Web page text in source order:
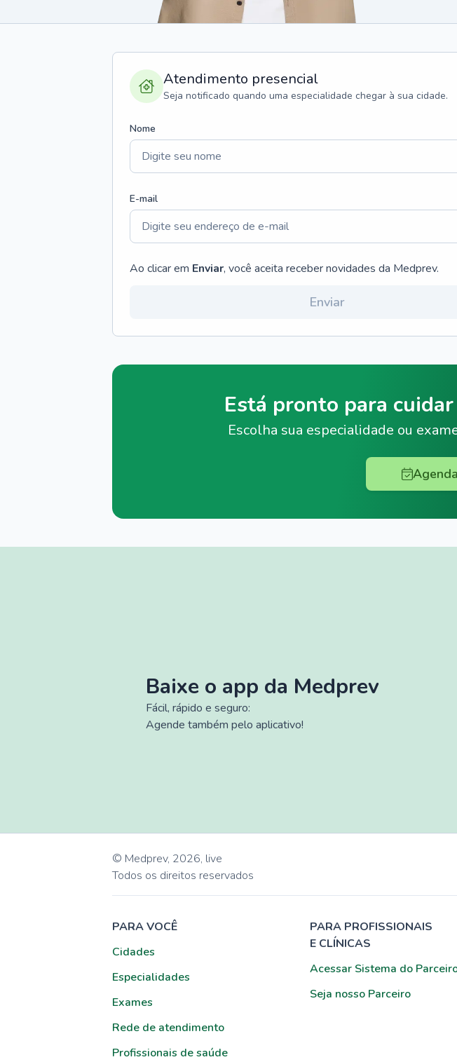
Atendimento presencial
Seja notificado quando uma especialidade chegar à sua cidade.
Nome
E-mail
Ao clicar em Enviar, você aceita receber novidades da Medprev.
Enviar
Está pronto para
Escolha sua especialidade ou
Baixe o app da Medprev
Fácil, rápido e seguro:
Agende também pelo aplicativo!
© Medprev, 2026, live
Todos os direitos reservados
PARA VOCÊ
Cidades
Especialidades
Exames
Rede de atendimento
Profissionais de saúde
PARA PROFISSIONAIS
E CLÍNICAS
Acessar Sistema do
Seja nosso Parceiro